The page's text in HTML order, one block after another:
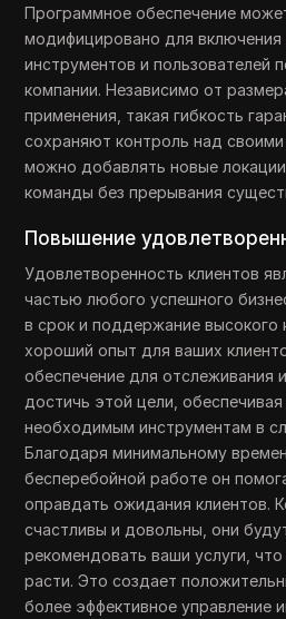
Программное обеспечение
модифицировано для включения
инструментов и пользователей
компании. Независимо от
применения, такая гибкость
сохраняют контроль над
можно добавлять новые
команды без прерывания
Повышение
Удовлетворенность клиентов
частью любого успешного
в срок и поддержание высокого
хороший опыт для ваших
обеспечение для отслеживания
достичь этой цели,
необходимым инструментам в
Благодаря минимальному
бесперебойной работе он
оправдать ожидания клиентов.
счастливы и довольны, они
рекомендовать ваши услуги,
расти. Это создает
более эффективное управление